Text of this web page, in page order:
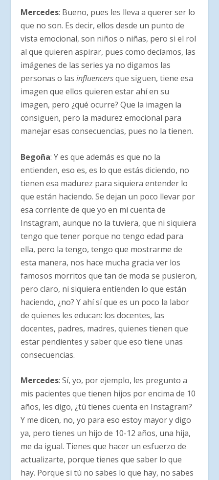
Mercedes: Bueno, pues les lleva a querer ser lo
que no son. Es decir, ellos desde un punto de
vista emocional, son niños o niñas, pero si el rol
al que quieren aspirar, pues como decíamos, las
imágenes de las series ya no digamos las
personas o lasinfluencersque siguen, tiene esa
imagen que ellos quieren estar ahí en su
imagen, pero ¿qué ocurre? Que la imagen la
consiguen, pero la madurez emocional para
manejar esas consecuencias, pues no la tienen.
Begoña: Y es que además es que no la
entienden, eso es, es lo que estás diciendo, no
tienen esa madurez para siquiera entender lo
que están haciendo. Se dejan un poco llevar por
esa corriente de que yo en mi cuenta de
Instagram, aunque no la tuviera, que ni siquiera
tengo que tener porque no tengo edad para
ella, pero la tengo, tengo que mostrarme de
esta manera, nos hace mucha gracia ver los
famosos morritos que tan de moda se pusieron,
pero claro, ni siquiera entienden lo que están
haciendo, ¿no? Y ahí sí que es un poco la labor
de quienes les educan: los docentes, las
docentes, padres, madres, quienes tienen que
estar pendientes y saber que eso tiene unas
consecuencias.
Mercedes: Sí, yo, por ejemplo, les pregunto a
mis pacientes que tienen hijos por encima de 10
años, les digo, ¿tú tienes cuenta en Instagram?
Y me dicen, no, yo para eso estoy mayor y digo
ya, pero tienes un hijo de 10-12 años, una hija,
me da igual. Tienes que hacer un esfuerzo de
actualizarte, porque tienes que saber lo que
hay. Porque si tú no sabes lo que hay, no sabes